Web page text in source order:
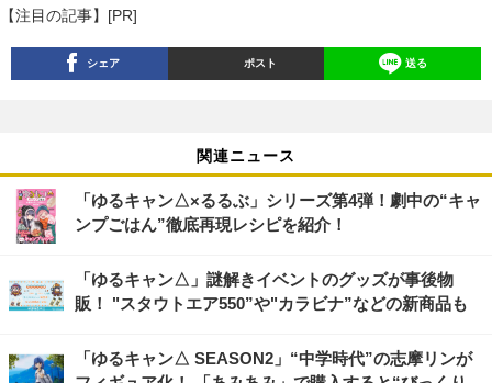
【注目の記事】[PR]
シェア ポスト 送る
関連ニュース
「ゆるキャン△×るるぶ」シリーズ第4弾！劇中の“キャ
ンプごはん”徹底再現レシピを紹介！
「ゆるキャン△」謎解きイベントのグッズが事後物
販！ "スタウトエア550”や"カラビナ”などの新商品も
「ゆるキャン△ SEASON2」“中学時代”の志摩リンが